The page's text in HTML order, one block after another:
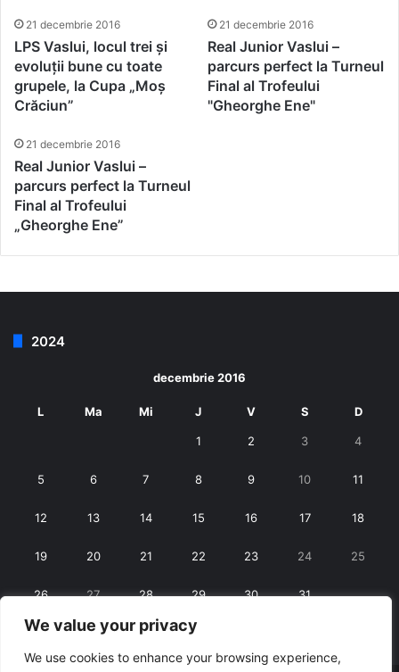
We value your privacy
We use cookies to enhance your browsing experience,
21 decembrie 2016
LPS Vaslui, locul trei și
evoluții bune cu toate
grupele, la Cupa „Moș
Crăciun”
21 decembrie 2016
Real Junior Vaslui –
parcurs perfect la Turneul
Final al Trofeului
"Gheorghe Ene"
21 decembrie 2016
Real Junior Vaslui –
parcurs perfect la Turneul
Final al Trofeului
„Gheorghe Ene”
2024
decembrie 2016
L Ma Mi J V S D
1 2 3 4
5 6 7 8 9 10 11
12 13 14 15 16 17 18
19 20 21 22 23 24 25
26 27 28 29 30 31
« nov. ian. »